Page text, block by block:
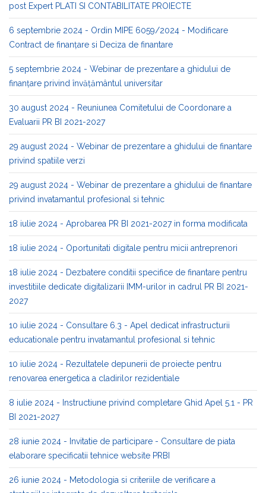
post Expert PLATI SI CONTABILITATE PROIECTE
6 septembrie 2024 - Ordin MIPE 6059/2024 - Modificare
Contract de finanţare si Deciza de finantare
5 septembrie 2024 - Webinar de prezentare a ghidului de
finanțare privind învățământul universitar
30 august 2024 - Reuniunea Comitetului de Coordonare a
Evaluarii PR BI 2021-2027
29 august 2024 - Webinar de prezentare a ghidului de finantare
privind spatiile verzi
29 august 2024 - Webinar de prezentare a ghidului de finantare
privind invatamantul profesional si tehnic
18 iulie 2024 - Aprobarea PR BI 2021-2027 in forma modificata
18 iulie 2024 - Oportunitati digitale pentru micii antreprenori
18 iulie 2024 - Dezbatere conditii specifice de finantare pentru
investitiile dedicate digitalizarii IMM-urilor in cadrul PR BI 2021-
2027
10 iulie 2024 - Consultare 6.3 - Apel dedicat infrastructurii
educationale pentru invatamantul profesional si tehnic
10 iulie 2024 - Rezultatele depunerii de proiecte pentru
renovarea energetica a cladirilor rezidentiale
8 iulie 2024 - Instructiune privind completare Ghid Apel 5.1 - PR
BI 2021-2027
28 iunie 2024 - Invitatie de participare - Consultare de piata
elaborare specificatii tehnice website PRBI
26 iunie 2024 - Metodologia si criteriile de verificare a